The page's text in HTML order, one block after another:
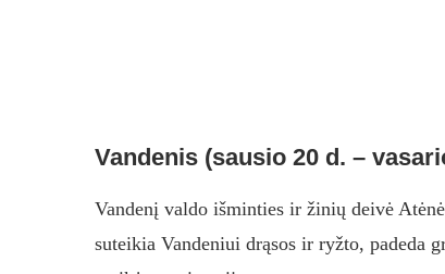
Vandenis (sausio 20 d. –
Vandenį valdo išminties ir žinių deivė
suteikia Vandeniui drąsos ir ryžto, padeda